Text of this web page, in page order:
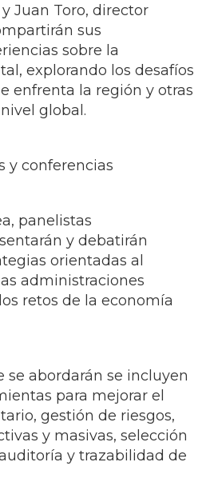
Juan Toro, director
sus
sobre la
explorando los desafíos
enfrenta la región y otras
global.
y conferencias
panelistas
y debatirán
orientadas al
administraciones
retos de la economía
se abordarán se incluyen
para mejorar el
gestión de riesgos,
y masivas, selección
y trazabilidad de